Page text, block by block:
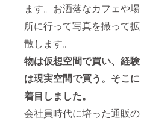
ます。お洒落なカフェや場
所に行って写真を撮って拡
散します。
物は仮想空間で買い、経験
は現実空間で買う。そこに
着目しました。
会社員時代に培った通販の